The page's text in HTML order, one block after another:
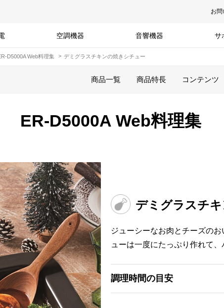
お問
空調機器 音響機器 サ
D5000A Web料理集 デミグラスチキンの焼きシチュー
商品一覧 商品特長 コンテンツ
ER-D5000A Web料理集
デミグラスチ
ジューシーなお肉とチーズの
ューは一度にたっぷり作れて、
調理時間の目安